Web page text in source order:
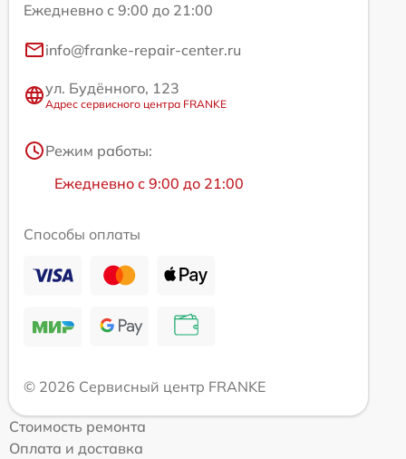
Ежедневно с 9:00 до 21:00
info@franke-repair-center.ru
ул. Будённого, 123
Адрес сервисного центра FRANKE
Режим работы:
Ежедневно с 9:00 до 21:00
Способы оплаты
© 2026 Сервисный центр FRANKE
Стоимость ремонта
Оплата и доставка